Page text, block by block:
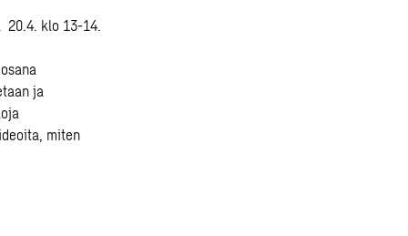
20.4. klo 13-14.
ja
miten